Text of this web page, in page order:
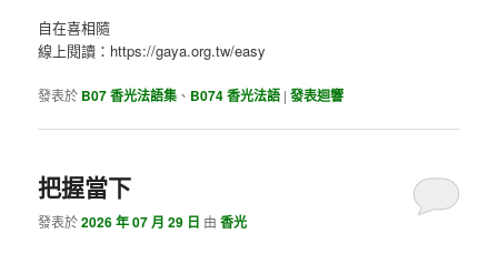
自在喜相隨
線上閱讀：https://gaya.org.tw/easy
發表於 B07 香光法語集 、 B074 香光法語 |發表迴響
把握當下
發表於2026 年 07 月 29 日 由香光